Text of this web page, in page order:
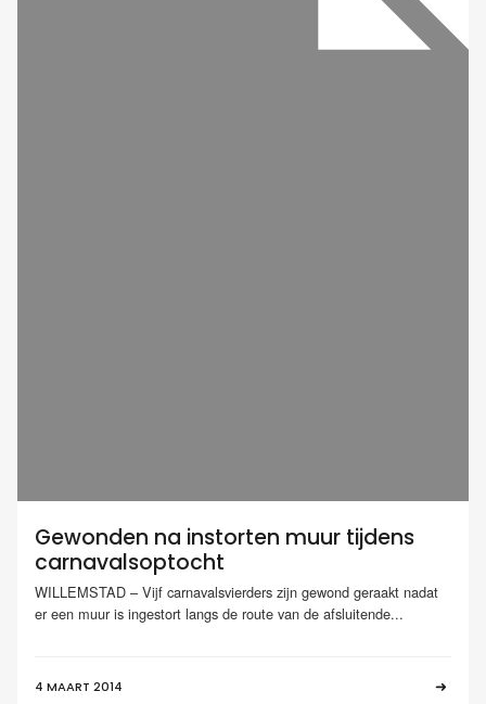
Gewonden na instorten muur tijdens
carnavalsoptocht
WILLEMSTAD – Vijf carnavalsvierders zijn gewond geraakt nadat
er een muur is ingestort langs de route van de afsluitende...
4 MAART 2014